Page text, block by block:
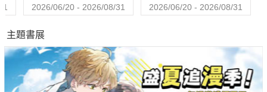
2026/06/20 - 2026/08/31 2026/06/20 - 2026/08/31
主題書展